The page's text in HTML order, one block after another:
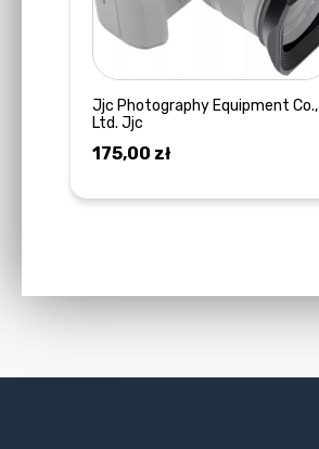
Jjc Photography Equipment Co.,
Ltd. Jjc
175,00 zł